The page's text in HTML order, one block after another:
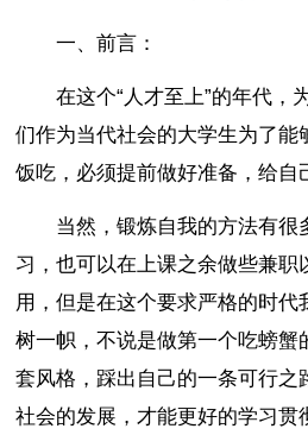
一、前言：
在这个“人才至上”的年代，
们作为当代社会的大学生为了能
饭吃，必须提前做好准备，给自
当然，锻炼自我的方法有很
习，也可以在上课之余做些兼职
用，但是在这个要求严格的时代
树一帜，不说是做第一个吃螃蟹
套风格，踩出自己的一条可行之
社会的发展，才能更好的学习贯